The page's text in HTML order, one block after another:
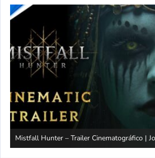
Mistfall Hunter – Trailer Cinematográfico |